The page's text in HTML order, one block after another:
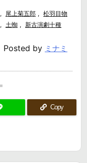
, 尾上菊五郎 , 松羽目物
, 土蜘 , 新古演劇十種
Posted by ミナミ
Copy